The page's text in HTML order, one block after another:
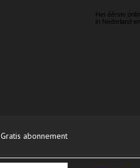
Het éérste
in Nederland
Gratis abonnement